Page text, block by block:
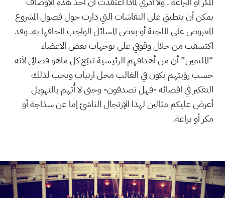
يمكن أن ينطبق على النقاشات التي دارت حول فصول المشروع
المعروض على اللجنة أو بعض المسائل الواجب الحاقها به. وقد
اكتشفت من خلال وقوفي على توجهات بعض الاعضاء
“الملثمين” أن من أهدافهم الرئيسية تتبّع كل ماهو قضائي لأنه
حسب رؤيتهم يكون في الغالب محل ارتياب ويجب لذلك
التفكير في اقصائه -فهل تصدقون- وحتى لا أُتهم بالتهويل
أعرض عليكم مثالين لهذا الإرتجال الناشئ إما عن سذاجة أو
مكر أو براعة.